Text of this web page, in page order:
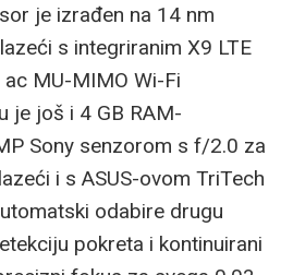
je izrađen na 14 nm
s integriranim X9 LTE
MU-MIMO Wi-Fi
je još i 4 GB RAM-
Sony senzorom s f/2.0 za
i s ASUS-ovom TriTech
odabire drugu
pokreta i kontinuirani